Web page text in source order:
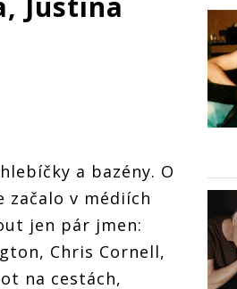
a bazény. O
začalo v médiích
jen pár jmen:
Chris Cornell,
na cestách,